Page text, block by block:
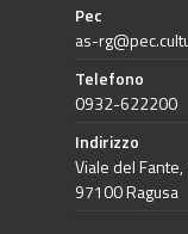
Pec
as-
Telefono
0932-622200
Indirizzo
Viale del Fante,
97100 Ragusa